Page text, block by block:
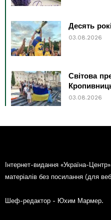
Десять
03.08.2026
Світова
03.08.2026
Інтернет-видання «Україна-
матеріалів без посилання (для
Шеф-редактор - Юхим Мармер.